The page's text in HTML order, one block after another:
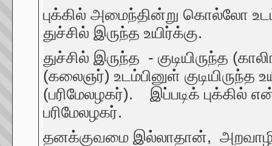
புக்கில் அமைந்தின்று கொல்லோ
துச்சில் இருந்த
துச்சில் இருந்த - குடியிருந்த
(கலைஞர்) உடம்பினுள் குடியிருந்த
(பரிமேலழகர்). இப்படிக் புக்கில்
பரிமேலழகர்.
தனக்குவமை இல்லாதான்,